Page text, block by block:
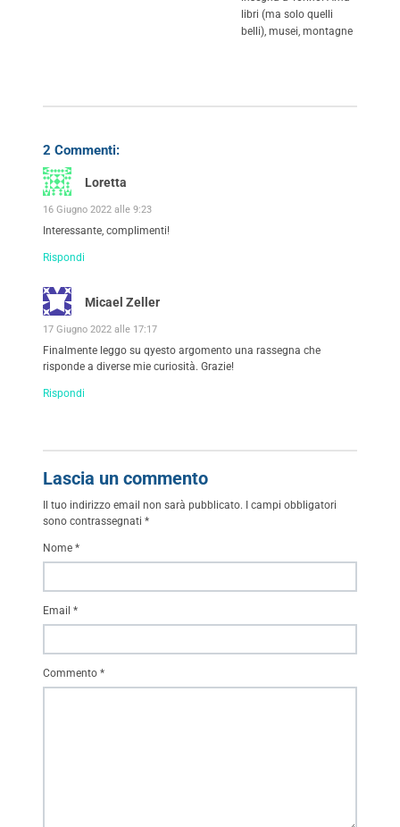
libri (ma solo quelli
belli), musei, montagne
2 Commenti:
Loretta
16 Giugno 2022 alle 9:23
Interessante, complimenti!
Rispondi
Micael Zeller
17 Giugno 2022 alle 17:17
Finalmente leggo su qyesto argomento una rassegna che
risponde a diverse mie curiosità. Grazie!
Rispondi
Lascia un commento
Il tuo indirizzo email non sarà pubblicato.
I campi obbligatori
sono contrassegnati *
Commento *
Nome *
Email *